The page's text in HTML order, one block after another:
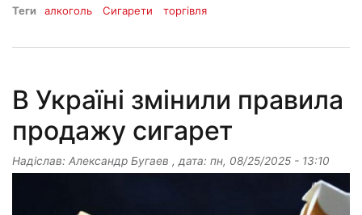
Теги алкоголь Сигарети торгівля
В Україні змінили правила
продажу сигарет
Надіслав: Александр Бугаев , дата: пн, 08/25/2025 - 13:10